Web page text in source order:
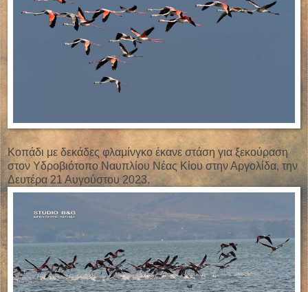
Κοπάδι με δεκάδες φλαμίνγκο έκανε στάση για ξεκούραση
στον Υδροβιότοπο Ναυπλίου Νέας Κίου στην Αργολίδα, την
Δευτέρα 21 Αυγούστου 2023.